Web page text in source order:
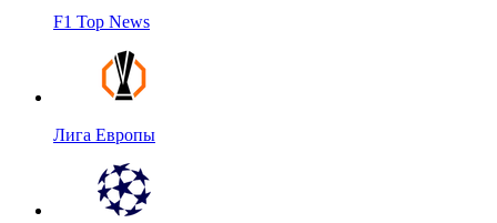
F1 Top News
Лига Европы